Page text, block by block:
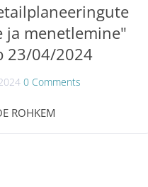
ja menetlemine"
23/04/2024
0 Comments
koostamine ja
ROHKEM